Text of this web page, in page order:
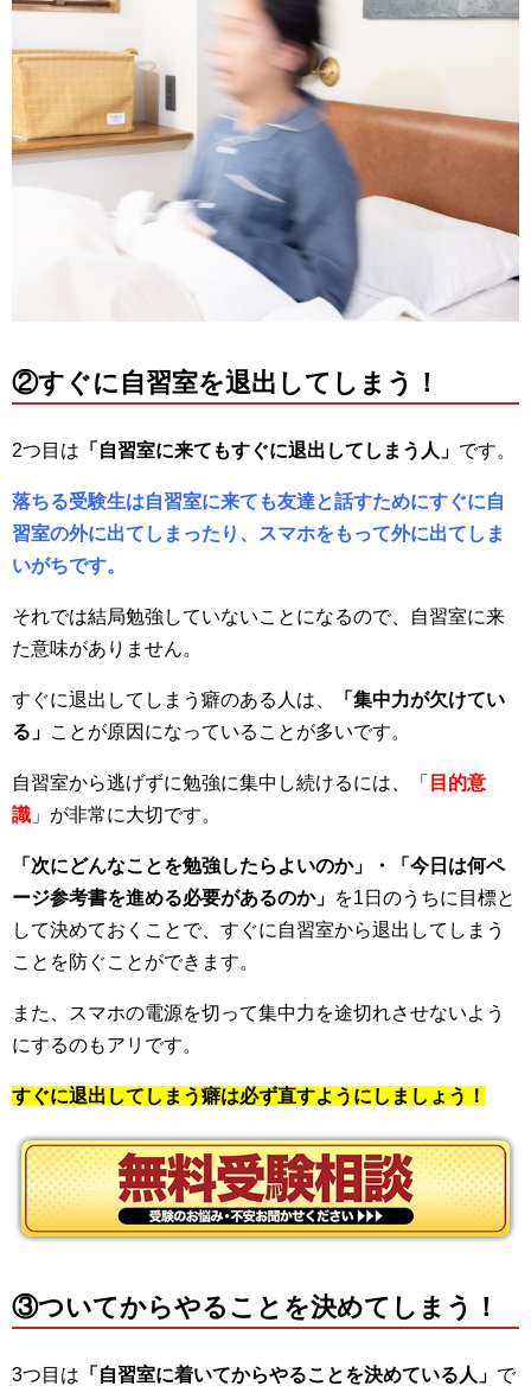
②すぐに自習室を退出してしまう！
2つ目は 「自習室に来てもすぐに退出してしまう人」 です。
落ちる受験生は自習室に来ても友達と話すためにすぐに自
習室の外に出てしまったり、スマホをもって外に出てしま
いがちです。
それでは結局勉強していないことになるので、自習室に来
た意味がありません。
すぐに退出してしまう癖のある人は、
「集中力が欠けてい
る」 ことが原因になっていることが多いです。
自習室から逃げずに勉強に集中し続けるには、「 目的意
識 」が非常に大切です。
「次にどんなことを勉強したらよいのか」・「今日は何ペ
ージ参考書を進める必要があるのか」 を1日のうちに目標と
して決めておくことで、すぐに自習室から退出してしまう
ことを防ぐことができます。
また、スマホの電源を切って集中力を途切れさせないよう
にするのもアリです。
すぐに退出してしまう癖は必ず直すようにしましょう！
③ついてからやることを決めてしまう！
3つ目は 「自習室に着いてからやることを決めている人」 で